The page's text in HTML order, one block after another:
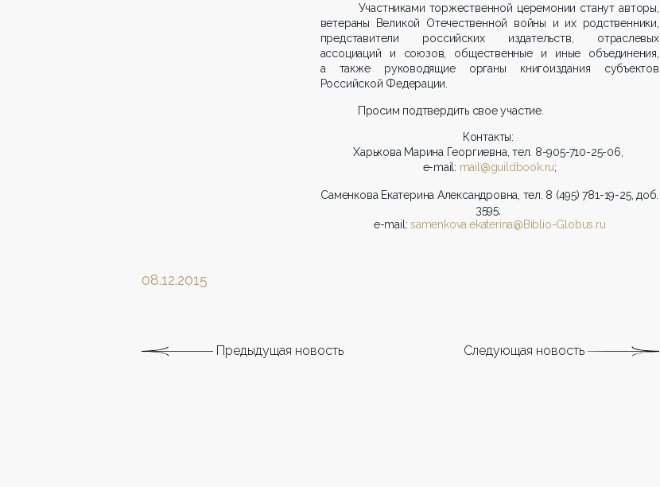
Участниками торжественной церемонии станут авторы,
ветераны Великой Отечественной войны и их родственники,
представители российских издательств, отраслевых
ассоциаций и союзов, общественные и иные объединения,
а также руководящие органы книгоиздания субъектов
Российской Федерации.
Просим подтвердить свое участие.
Контакты:
Харькова Марина Георгиевна, тел. 8-905-710-25-06,
e-mail: mail@guildbook.ru;
Саменкова Екатерина Александровна, тел. 8 (495) 781-19-25, доб.
3595,
e-mail:samenkova.ekaterina@Biblio-Globus.ru
08.12.2015
Предыдущая новость Следующая новость